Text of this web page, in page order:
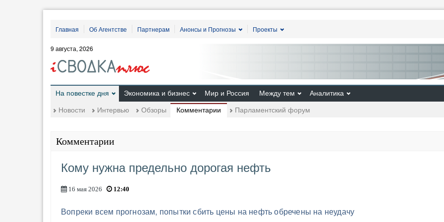
Главная Об Агентстве Партнерам Анонсы и Прогнозы Проекты
9 августа, 2026
На повестке дня
Новости Интервью Обзоры Комментарии Парламентский форум
Экономика и бизнес Мир и Россия Между тем Аналитика
Комментарии
Кому нужна предельно дорогая нефть
16 мая 2026 12:40
Вопреки всем прогнозам, попытки сбить цены на нефть обречены на неудачу